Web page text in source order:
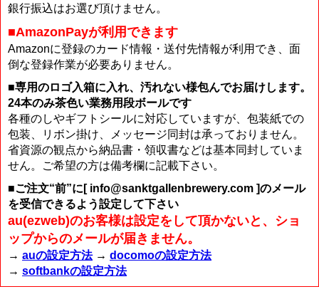
銀行振込はお選び頂けません。
■AmazonPayが利用できます
Amazonに登録のカード情報・送付先情報が利用でき、面
倒な登録作業が必要ありません。
■専用のロゴ入箱に入れ、汚れない様包んでお届けします。
24本のみ茶色い業務用段ボールです
各種のしやギフトシールに対応していますが、包装紙での
包装、リボン掛け、メッセージ同封は承っておりません。
省資源の観点から納品書・領収書などは基本同封していま
せん。ご希望の方は備考欄に記載下さい。
■ご注文“前”に[ info@sanktgallenbrewery.com ]のメール
を受信できるよう設定して下さい
au(ezweb)のお客様は設定をして頂かないと、ショ
ップからのメールが届きません。
→ auの設定方法 → docomoの設定方法
→ softbankの設定方法